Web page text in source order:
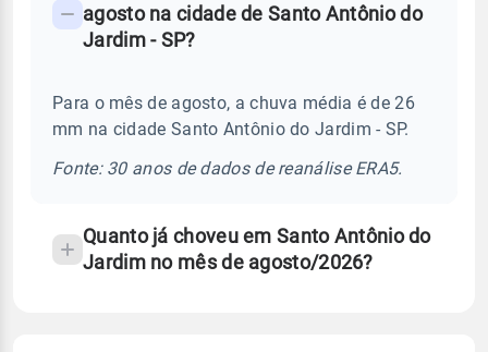
Perguntas
frequentes
chuva
temperatura
agosto na cidade de Santo Antônio do
Jardim - SP?
Para o mês de agosto, a chuva média é de 26
mm na cidade Santo Antônio do Jardim - SP.
Fonte: 30 anos de dados de reanálise ERA5.
Quanto já choveu em Santo Antônio do
Jardim no mês de agosto/2026?